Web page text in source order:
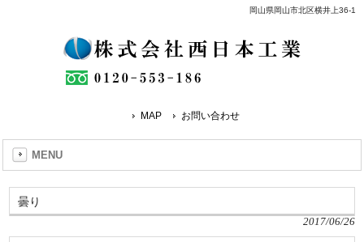
岡山県岡山市北区横井上36-1
MAP お問い合わせ
MENU
曇り
2017/06/26